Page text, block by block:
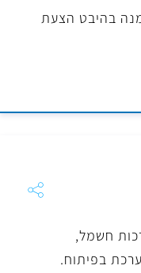
בהיבט הצעת
חשמל,
בפיתוח.